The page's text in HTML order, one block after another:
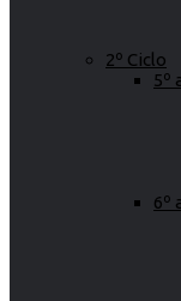
2º Ciclo
5º
6º